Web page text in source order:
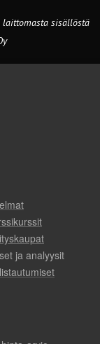
sisällöstä